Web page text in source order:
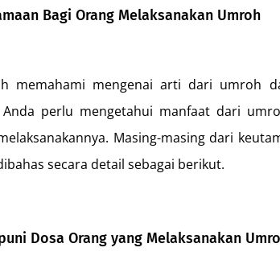
Bagi Orang Melaksanakan Umroh
memahami mengenai arti dari umroh
Anda perlu mengetahui manfaat dari
Masing-masing dari
secara detail sebagai berikut.
Dosa Orang yang Melaksanakan